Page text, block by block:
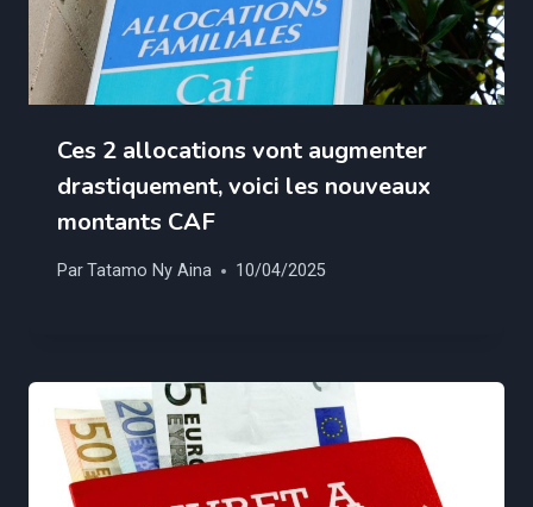
Ces 2 allocations vont augmenter
drastiquement, voici les nouveaux
montants CAF
ParTatamo Ny Aina 10/04/2025